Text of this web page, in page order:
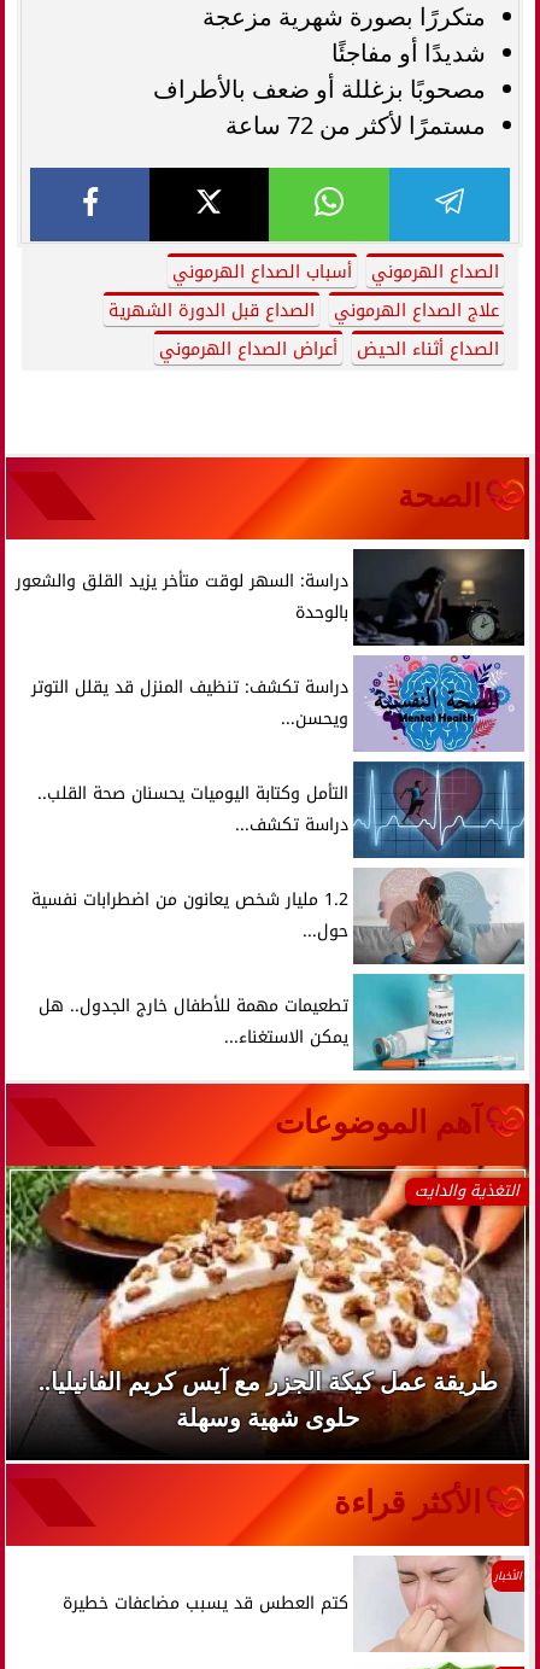
متكررًا بصورة شهرية مزعجة
شديدًا أو مفاجئًا
مصحوبًا بزغللة أو ضعف بالأطراف
مستمرًا لأكثر من 72 ساعة
الصداع الهرموني
أسباب الصداع الهرموني
علاج الصداع الهرموني
الصداع قبل الدورة الشهرية
الصداع أثناء الحيض
أعراض الصداع الهرموني
الصحة
دراسة: السهر لوقت متأخر يزيد القلق والشعور
بالوحدة
دراسة تكشف: تنظيف المنزل قد يقلل التوتر
ويحسن...
التأمل وكتابة اليوميات يحسنان صحة القلب..
دراسة تكشف...
1.2 مليار شخص يعانون من اضطرابات نفسية
حول...
تطعيمات مهمة للأطفال خارج الجدول.. هل
يمكن الاستغناء...
آهم الموضوعات
التغذية والدايت
طريقة عمل كيكة الجزر مع آيس كريم الفانيليا..
حلوى شهية وسهلة
الأكثر قراءة
الأخبار
كتم العطس قد يسبب مضاعفات خطيرة